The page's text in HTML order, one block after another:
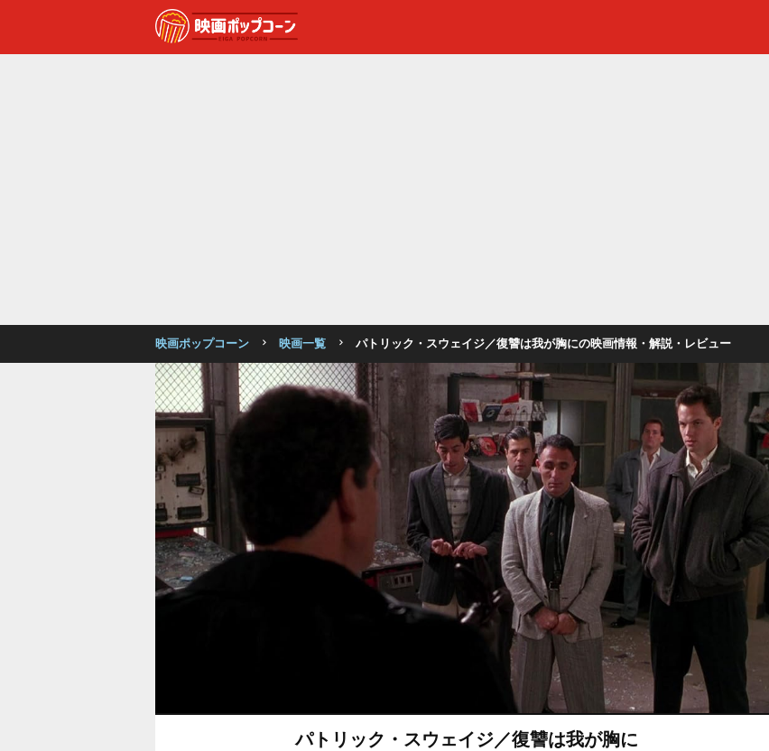
映画ポップコーン 映画一覧 パトリック・スウェイジ／復讐は我が胸にの映画情報・解説・レビュー
パトリック・スウェイジ／復讐は我が胸に